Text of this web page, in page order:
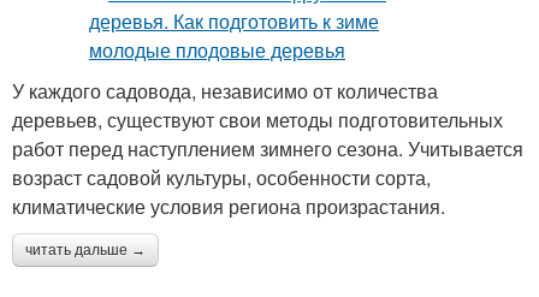
У каждого садовода, независимо от количества
деревьев, существуют свои методы подготовительных
работ перед наступлением зимнего сезона. Учитывается
возраст садовой культуры, особенности сорта,
климатические условия региона произрастания.
читать дальше →